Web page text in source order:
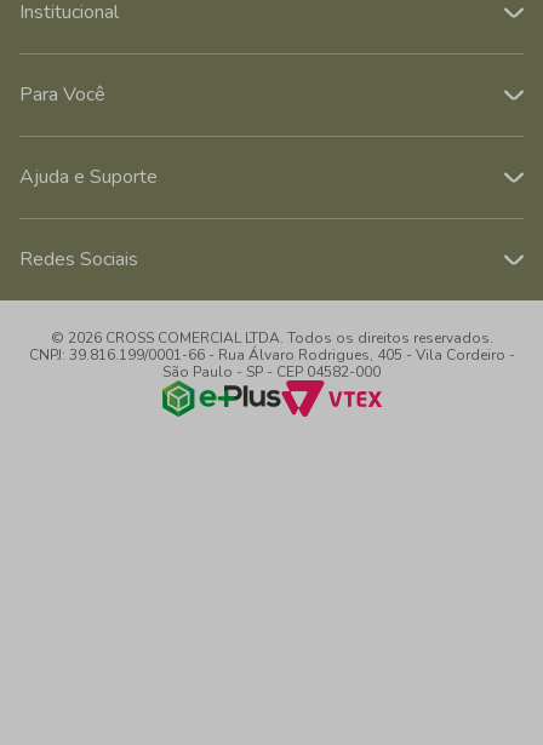
Institucional
Para Você
Ajuda e Suporte
Redes Sociais
© 2026 CROSS COMERCIAL LTDA. Todos os direitos reservados.
CNPJ: 39.816.199/0001-66 - Rua Álvaro Rodrigues, 405 - Vila Cordeiro -
São Paulo - SP - CEP 04582-000